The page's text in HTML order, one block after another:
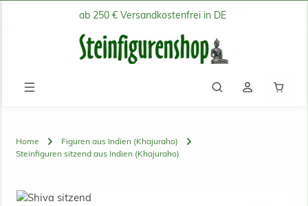
Zum Hauptinhalt springenab 250 € Versandkostenfrei in DE
Home
Figuren aus Indien (Khajuraho)
Steinfiguren sitzend aus Indien (Khajuraho)
Bildergalerie überspringen